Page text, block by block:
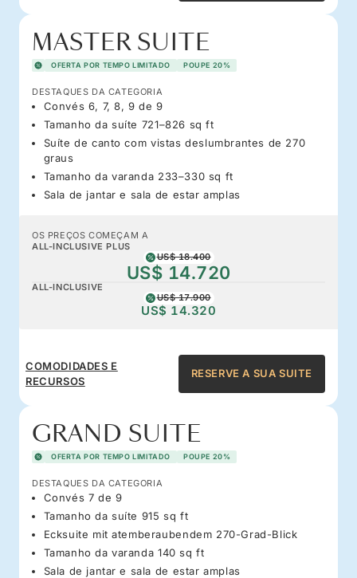
MASTER SUITE
OFERTA POR TEMPO LIMITADO POUPE 20%
DESTAQUES DA CATEGORIA
Convés 6, 7, 8, 9 de 9
Tamanho da suíte 721–826 sq ft
Suíte de canto com vistas deslumbrantes de 270
graus
Tamanho da varanda 233–330 sq ft
Sala de jantar e sala de estar amplas
OS PREÇOS COMEÇAM A
ALL-INCLUSIVE PLUS
US$ 18.400
US$ 14.720
ALL-INCLUSIVE
US$ 17.900
US$ 14.320
COMODIDADES E
RECURSOS
RESERVE A SUA SUITE
GRAND SUITE
OFERTA POR TEMPO LIMITADO POUPE 20%
DESTAQUES DA CATEGORIA
Convés 7 de 9
Tamanho da suíte 915 sq ft
Ecksuite mit atemberaubendem 270-Grad-Blick
Tamanho da varanda 140 sq ft
Sala de jantar e sala de estar amplas